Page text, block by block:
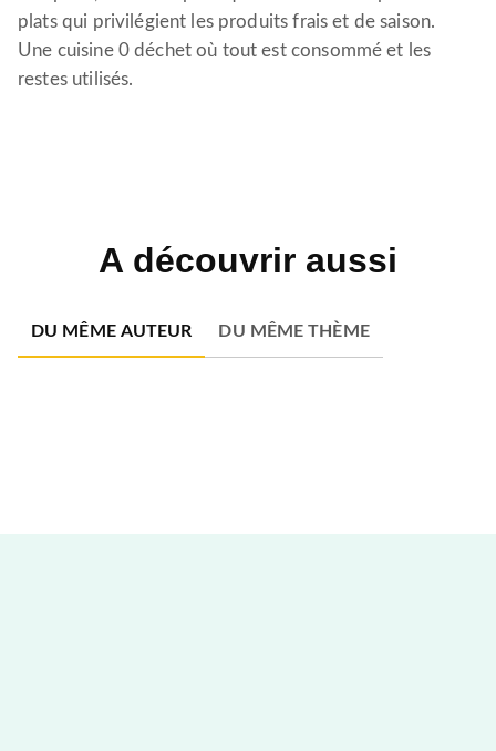
plats qui privilégient les produits frais et de saison.
Une cuisine 0 déchet où tout est consommé et les
restes utilisés.
A découvrir aussi
DU MÊME AUTEUR DU MÊME THÈME